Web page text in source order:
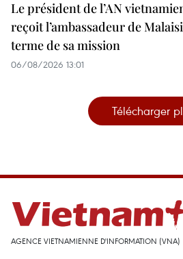
Le président de l’AN
reçoit l’ambassadeur de
terme de sa mission
06/08/2026 13:01
Télécharger
AGENCE VIETNAMIENNE D'INFORMATION (VNA)